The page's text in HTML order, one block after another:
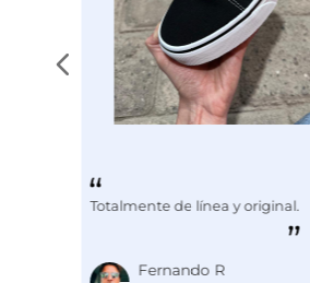
Totalmente de línea y original.
Fernando R